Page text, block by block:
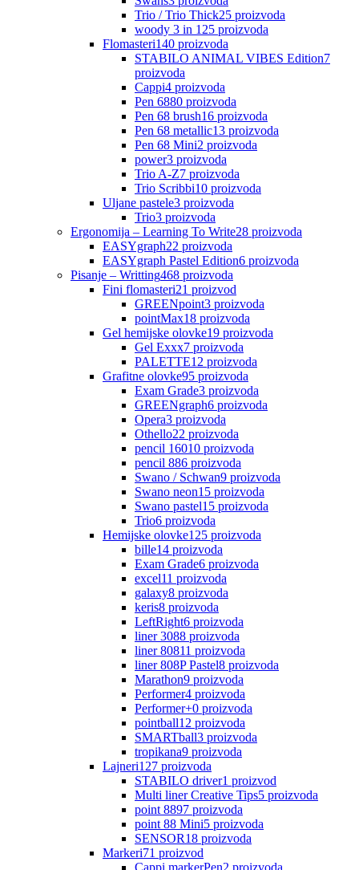
Trio / Trio Thick25 proizvoda
woody 3 in 125 proizvoda
Flomasteri140 proizvoda
STABILO ANIMAL VIBES Edition7
proizvoda
Cappi4 proizvoda
Pen 6880 proizvoda
Pen 68 brush16 proizvoda
Pen 68 metallic13 proizvoda
Pen 68 Mini2 proizvoda
power3 proizvoda
Trio A-Z7 proizvoda
Trio Scribbi10 proizvoda
Uljane pastele3 proizvoda
Trio3 proizvoda
Ergonomija – Learning To Write28 proizvoda
EASYgraph22 proizvoda
EASYgraph Pastel Edition6 proizvoda
Pisanje – Writting468 proizvoda
Fini flomasteri21 proizvod
GREENpoint3 proizvoda
pointMax18 proizvoda
Gel hemijske olovke19 proizvoda
Gel Exxx7 proizvoda
PALETTE12 proizvoda
Grafitne olovke95 proizvoda
Exam Grade3 proizvoda
GREENgraph6 proizvoda
Opera3 proizvoda
Othello22 proizvoda
pencil 16010 proizvoda
pencil 886 proizvoda
Swano / Schwan9 proizvoda
Swano neon15 proizvoda
Swano pastel15 proizvoda
Trio6 proizvoda
Hemijske olovke125 proizvoda
bille14 proizvoda
Exam Grade6 proizvoda
excel11 proizvoda
galaxy8 proizvoda
keris8 proizvoda
LeftRight6 proizvoda
liner 3088 proizvoda
liner 80811 proizvoda
liner 808P Pastel8 proizvoda
Marathon9 proizvoda
Performer4 proizvoda
Performer+0 proizvoda
pointball12 proizvoda
SMARTball3 proizvoda
tropikana9 proizvoda
Lajneri127 proizvoda
STABILO driver1 proizvod
Multi liner Creative Tips5 proizvoda
point 8897 proizvoda
point 88 Mini5 proizvoda
SENSOR18 proizvoda
Markeri71 proizvod